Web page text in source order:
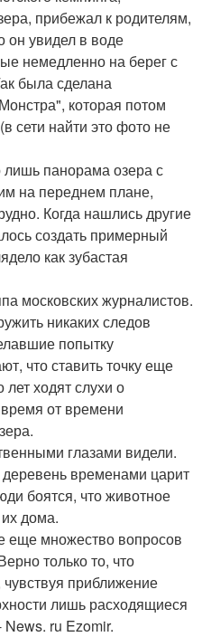
прибежал к родителям,
он увидел в воде
немедленно на берег с
была сделана
которая потом
сети найти это фото не
панорама озера с
на переднем плане,
Когда нашлись другие
создать примерный
как зубастая
московских журналистов.
никаких следов
попытку
что ставить точку еще
ходят слухи о
от времени
глазами видели.
временами царит
боятся, что животное
дома.
еще множество вопросов
только то, что
приближение
лишь расходящиеся
News. ru Ezomir.